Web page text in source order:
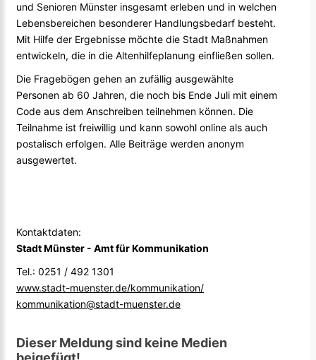
und Senioren Münster insgesamt erleben und in welchen
Lebensbereichen besonderer Handlungsbedarf besteht.
Mit Hilfe der Ergebnisse möchte die Stadt Maßnahmen
entwickeln, die in die Altenhilfeplanung einfließen sollen.
Die Fragebögen gehen an zufällig ausgewählte
Personen ab 60 Jahren, die noch bis Ende Juli mit einem
Code aus dem Anschreiben teilnehmen können. Die
Teilnahme ist freiwillig und kann sowohl online als auch
postalisch erfolgen. Alle Beiträge werden anonym
ausgewertet.
Kontaktdaten:
Stadt Münster - Amt für Kommunikation
Tel.: 0251 / 492 1301
www.stadt-muenster.de/kommunikation/
kommunikation@stadt-muenster.de
Dieser Meldung sind keine Medien